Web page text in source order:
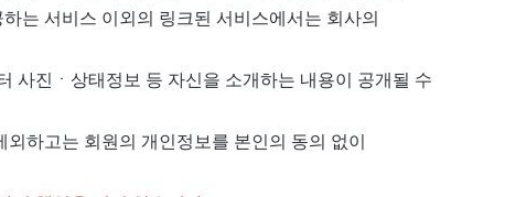
는 서비스 이외의 링크된 서비스에서는 회사의
사진ㆍ상태정보 등 자신을 소개하는 내용이 공개될 수
하고는 회원의 개인정보를 본인의 동의 없이